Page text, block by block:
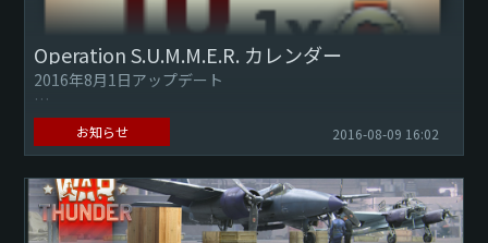
Operation S.U.M.M.E.R. カレンダー
2016年8月1日アップデート
航空機、戦車操縦士のみなさん、司令部から新しい指令が届
いています：
・『Operation S.U.M.M.E.R.』で殊勲章を受け...
お知らせ 2016-08-09 16:02